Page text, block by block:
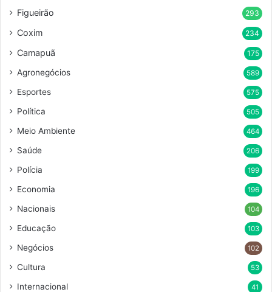
Figueirão 293
Coxim 234
Camapuã 175
Agronegócios 589
Esportes 575
Política 505
Meio Ambiente 464
Saúde 206
Polícia 199
Economia 196
Nacionais 104
Educação 103
Negócios 102
Cultura 53
Internacional 41